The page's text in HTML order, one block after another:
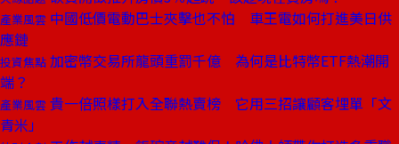
產業風雲 中國低價電動巴士夾擊也不怕 車王電如何打進美日供
應鏈
投資焦點 加密幣交易所龍頭重罰千億 為何是比特幣ETF熱潮開
端？
產業風雲 貴一倍照樣打入全聯熱賣榜 它用三招讓顧客埋單「文
青米」